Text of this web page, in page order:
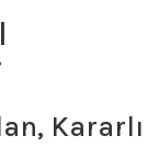
Kararlı